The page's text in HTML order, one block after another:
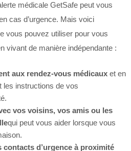
médicale GetSafe peut vous
cas d’urgence. Mais voici
vous pouvez utiliser pour vous
vivant de manière indépendante :
aux rendez-vous médicaux et en
les instructions de vos
vos voisins, vos amis ou les
qui peut vous aider lorsque vous
contacts d’urgence à proximité